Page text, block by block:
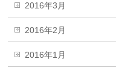
2016年3月
2016年2月
2016年1月